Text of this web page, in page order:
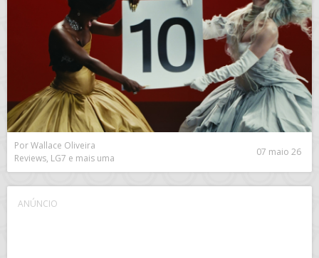
Por Wallace Oliveira
Reviews, LG7 e mais uma
07 maio 26
ANÚNCIO